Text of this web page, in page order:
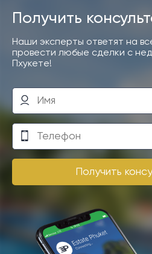
Получить
Наши эксперты ответят на
провести любые сделки с
Пхукете!
Получить